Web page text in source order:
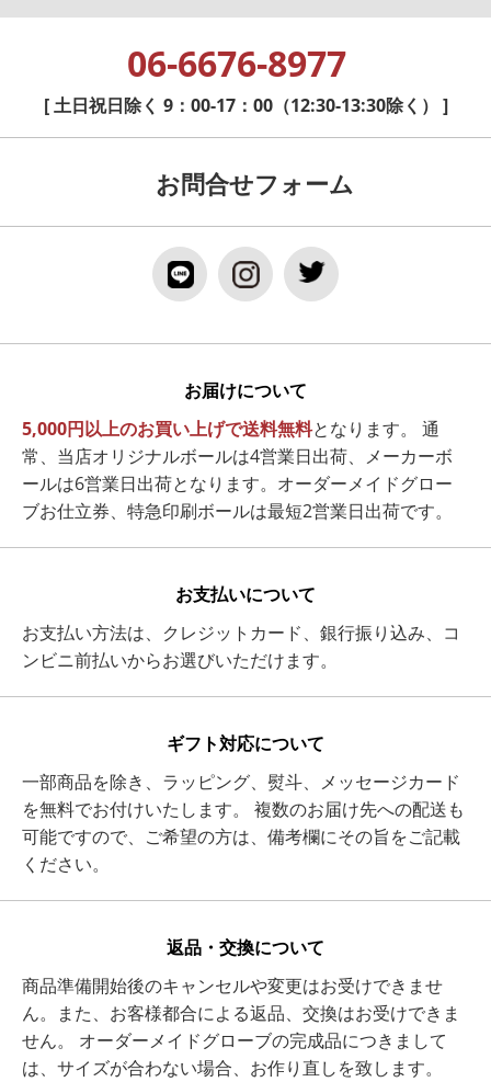
06-6676-8977
[ 土日祝日除く 9：00-17：00（12:30-13:30除く） ]
お問合せフォーム
お届けについて
5,000円以上のお買い上げで送料無料となります。 通
常、当店オリジナルボールは4営業日出荷、メーカーボ
ールは6営業日出荷となります。オーダーメイドグロー
ブお仕立券、特急印刷ボールは最短2営業日出荷です。
お支払いについて
お支払い方法は、クレジットカード、銀行振り込み、コ
ンビニ前払いからお選びいただけます。
ギフト対応について
一部商品を除き、ラッピング、熨斗、メッセージカード
を無料でお付けいたします。 複数のお届け先への配送も
可能ですので、ご希望の方は、備考欄にその旨をご記載
ください。
返品・交換について
商品準備開始後のキャンセルや変更はお受けできませ
ん。また、お客様都合による返品、交換はお受けできま
せん。 オーダーメイドグローブの完成品につきまして
は、サイズが合わない場合、お作り直しを致します。